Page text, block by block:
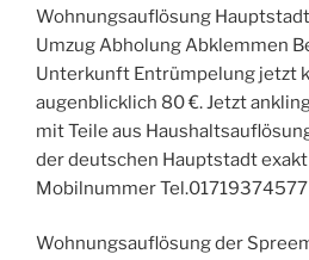
Wohnungsauflösung
Umzug Abholung Abklemmen
Unterkunft Entrümpelung jetzt
augenblicklich 80 €. Jetzt
mit Teile aus
der deutschen Hauptstadt
Mobilnummer Tel.01719374577
Wohnungsauflösung der